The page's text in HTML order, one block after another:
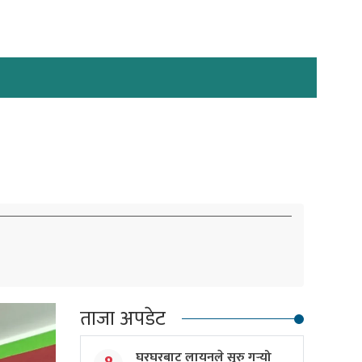
ताजा अपडेट
घरघरबाट लायनले सुरु गर्‍यो